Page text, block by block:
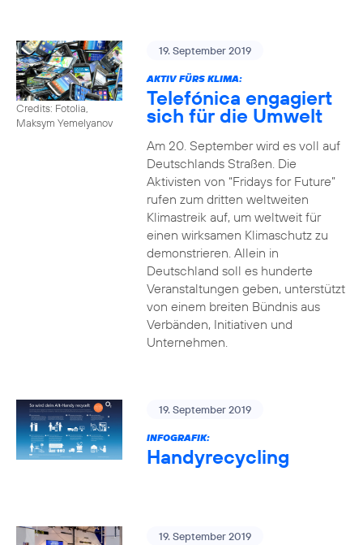
Credits: Fotolia,
Maksym Yemelyanov
19. September 2019
AKTIV FÜRS KLIMA:
Telefónica engagiert
sich für die Umwelt
Am 20. September wird es voll auf
Deutschlands Straßen. Die
Aktivisten von “Fridays for Future”
rufen zum dritten weltweiten
Klimastreik auf, um weltweit für
einen wirksamen Klimaschutz zu
demonstrieren. Allein in
Deutschland soll es hunderte
Veranstaltungen geben, unterstützt
von einem breiten Bündnis aus
Verbänden, Initiativen und
Unternehmen.
19. September 2019
INFOGRAFIK:
Handyrecycling
19. September 2019